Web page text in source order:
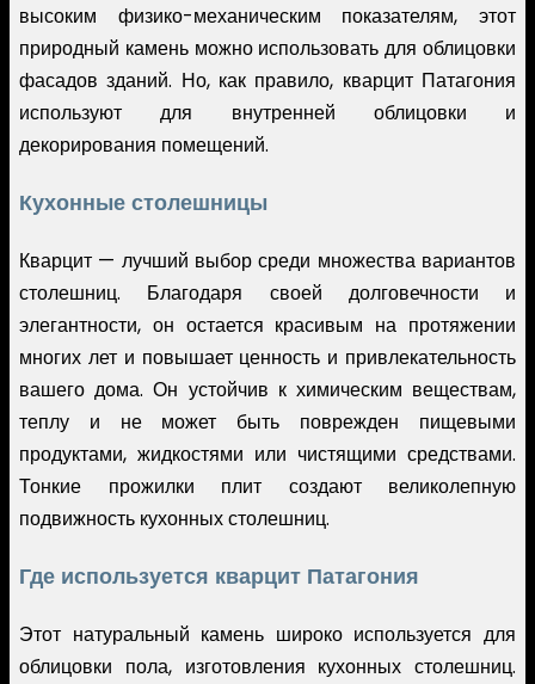
высоким физико-механическим показателям, этот
природный камень можно использовать для облицовки
фасадов зданий. Но, как правило, кварцит Патагония
используют для внутренней облицовки и
декорирования помещений.
Кухонные столешницы
Кварцит — лучший выбор среди множества вариантов
столешниц. Благодаря своей долговечности и
элегантности, он остается красивым на протяжении
многих лет и повышает ценность и привлекательность
вашего дома. Он устойчив к химическим веществам,
теплу и не может быть поврежден пищевыми
продуктами, жидкостями или чистящими средствами.
Тонкие прожилки плит создают великолепную
подвижность кухонных столешниц.
Где используется кварцит Патагония
Этот натуральный камень широко используется для
облицовки пола, изготовления кухонных столешниц.